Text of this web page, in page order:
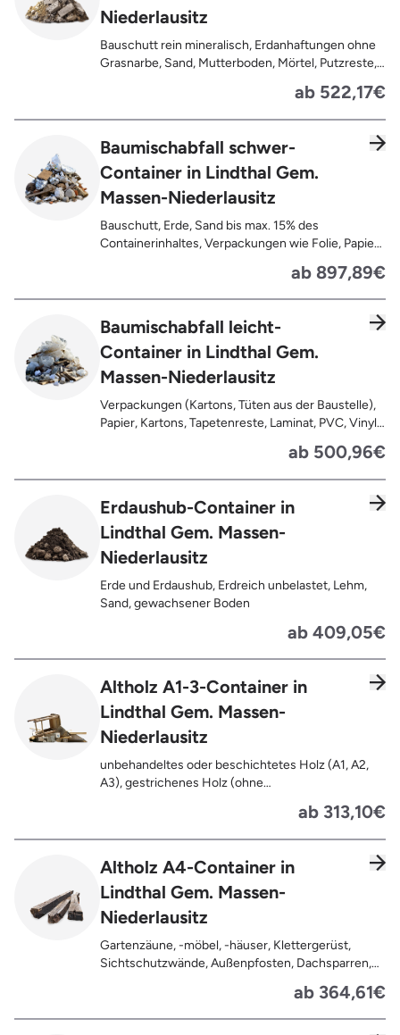
Niederlausitz
Bauschutt rein mineralisch, Erdanhaftungen ohne
Grasnarbe, Sand, Mutterboden, Mörtel, Putzreste,
ab 522,17€
Baumischabfall schwer-
Container in Lindthal Gem.
Massen-Niederlausitz
Bauschutt, Erde, Sand bis max. 15% des
Containerinhaltes, Verpackungen wie Folie, Papier,
Kunststoffe, Gummi, Styropor, Holz (z.B.
Teppiche, Gardinen, Gipswände/
Trockenbauwände, Metalle, Bleche, Rohre, Kabel,
Türen für den Innenbereich, Restentleerte
Gebinde wie Dosen, Fässer, Eimer,
Sauerkrautplatten
ab 897,89€
Baumischabfall leicht-
Container in Lindthal Gem.
Massen-Niederlausitz
Verpackungen (Kartons, Tüten aus der Baustelle),
Papier, Kartons, Tapetenreste, Laminat, PVC, Vinyl,
Kunststoffe, Folien, Gummi, Styropor, Holz (z.B.
Spanplatten, Bauholz, Paletten), Textilien wie
Teppiche, Gardinen, Gipswände/
Türen für den Innenbereich, Restentleerte
Gebinde wie Dosen, Fässer, Eimer,
Sauerkrautplatten, Bauschutt bis max. 5% des
gesamten Containerinhalts
ab 500,96€
Erdaushub-Container in
Lindthal Gem. Massen-
Niederlausitz
Erde und Erdaushub, Erdreich unbelastet, Lehm,
Sand, gewachsener Boden
ab 409,05€
Altholz A1-3-Container in
Lindthal Gem. Massen-
Niederlausitz
unbehandeltes oder beschichtetes Holz (A1, A2,
A3), gestrichenes Holz (ohne
Oberflächenbehandlung wie Anstrich, Lasur,
Lackierung ), kleine Anhaftungen wie Nägel,
Schrauben oder Scharniere , Möbel und Türen,
Holz (z.B. Paletten, Bauholz),
Holzweichfaserplatten, Holzkisten,
Kabeltrommeln, Holzschnittreste, Leimholzplatten
ab 313,10€
Altholz A4-Container in
Lindthal Gem. Massen-
Niederlausitz
Gartenzäune, -möbel, -häuser, Klettergerüst,
Sichtschutzwände, Außenpfosten, Dachsparren,
behandeltes Holz (=schadstoffbelastet),
Verfaultes oder verbranntes Holz, Fensterrahmen,
ab 364,61€